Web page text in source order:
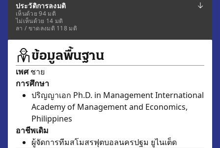
ประวัติการลงมติ
เห็นด้วย 94 มติ
ไม่เห็นด้วย 14 มติ
ลา / ขาดลงมติ 118 มติ
ข้อมูลพื้นฐาน
เพศชาย
การศึกษา
ปริญญาเอก Ph.D. in Management International
Academy of Management and Economics,
Philippines
อาชีพเดิม
ผู้จัดการทีมสโมสรฟุตบอลนครปฐม ยูไนเต็ด